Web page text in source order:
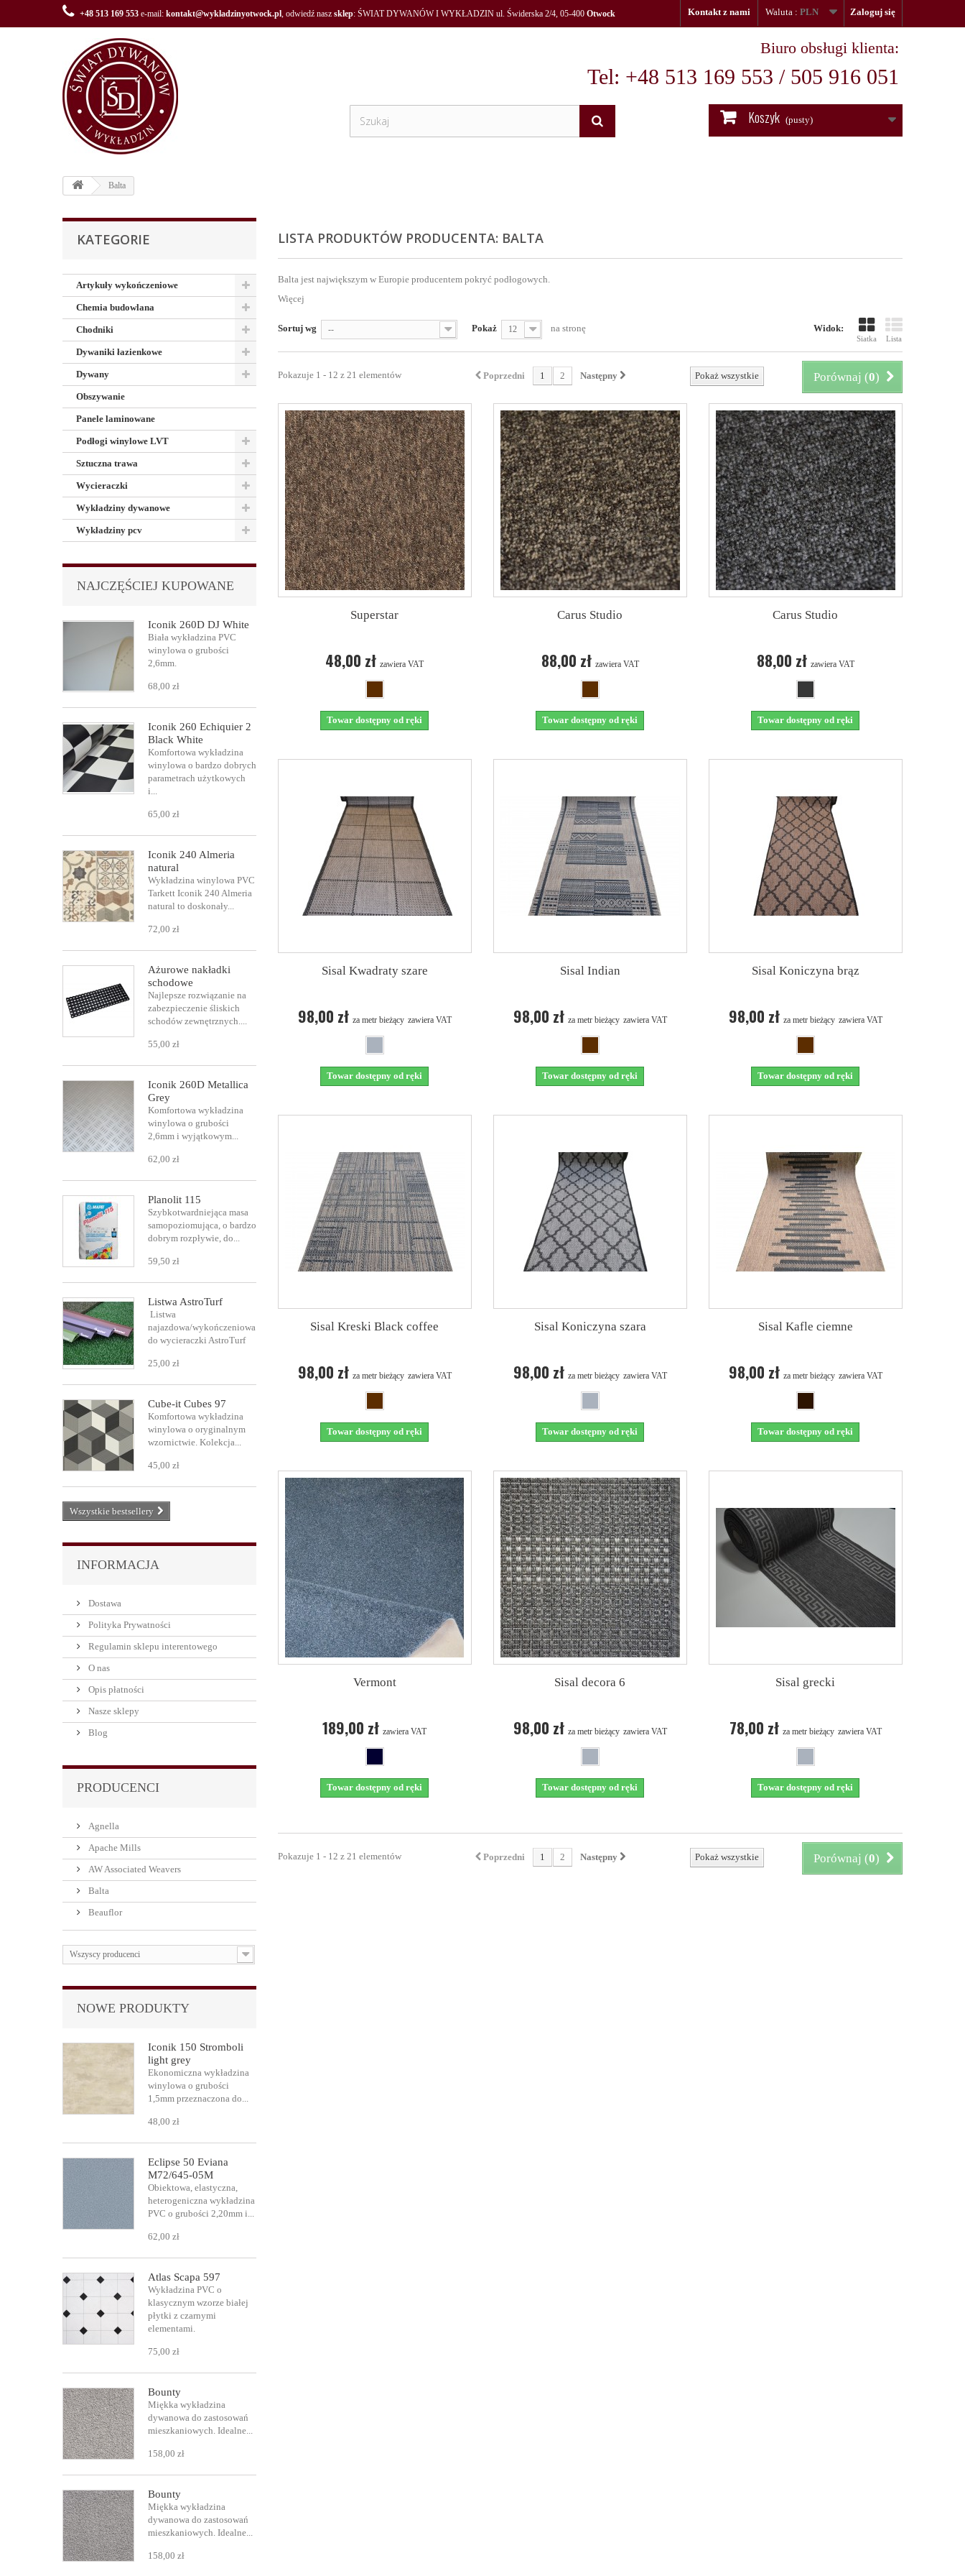
Zaloguj się
Waluta : PLN
Kontakt z nami
+48 513 169 553 e-mail: kontakt@wykladzinyotwock.pl, odwiedź nasz sklep: ŚWIAT DYWANÓW I WYKŁADZIN ul. Świderska 2/4, 05-400 Otwock
Biuro obsługi klienta:
Tel: +48 513 169 553 / 505 916 051
Koszyk (pusty)
Balta
KATEGORIE
Artykuły wykończeniowe
Chemia budowlana
Chodniki
Dywaniki łazienkowe
Dywany
Obszywanie
Panele laminowane
Podłogi winylowe LVT
Sztuczna trawa
Wycieraczki
Wykładziny dywanowe
Wykładziny pcv
NAJCZĘŚCIEJ KUPOWANE
Iconik 260D DJ White
Biała wykładzina PVC
winylowa o grubości
2,6mm.
68,00 zł
Iconik 260 Echiquier 2
Black White
Komfortowa wykładzina
winylowa o bardzo dobrych
parametrach użytkowych
i...
65,00 zł
Iconik 240 Almeria
natural
Wykładzina winylowa PVC
Tarkett Iconik 240 Almeria
natural to doskonały...
72,00 zł
Ażurowe nakładki
schodowe
Najlepsze rozwiązanie na
zabezpieczenie śliskich
schodów zewnętrznych....
55,00 zł
Iconik 260D Metallica
Grey
Komfortowa wykładzina
winylowa o grubości
2,6mm i wyjątkowym...
62,00 zł
Planolit 115
Szybkotwardniejąca masa
samopoziomująca, o bardzo
dobrym rozpływie, do...
59,50 zł
Listwa AstroTurf
Listwa
najazdowa/wykończeniowa
do wycieraczki AstroTurf
25,00 zł
Cube-it Cubes 97
Komfortowa wykładzina
winylowa o oryginalnym
wzornictwie. Kolekcja...
45,00 zł
Wszystkie bestsellery
INFORMACJA
Dostawa
Polityka Prywatności
Regulamin sklepu interentowego
O nas
Opis płatności
Nasze sklepy
Blog
PRODUCENCI
Agnella
Apache Mills
AW Associated Weavers
Balta
Beauflor
Wszyscy producenci
NOWE PRODUKTY
Iconik 150 Stromboli
light grey
Ekonomiczna wykładzina
winylowa o grubości
1,5mm przeznaczona do...
48,00 zł
Eclipse 50 Eviana
M72/645-05M
Obiektowa, elastyczna,
heterogeniczna wykładzina
PVC o grubości 2,20mm i...
62,00 zł
Atlas Scapa 597
Wykładzina PVC o
klasycznym wzorze białej
płytki z czarnymi
elementami.
75,00 zł
Bounty
Miękka wykładzina
dywanowa do zastosowań
mieszkaniowych. Idealne...
158,00 zł
Bounty
Miękka wykładzina
dywanowa do zastosowań
mieszkaniowych. Idealne...
158,00 zł
LISTA PRODUKTÓW PRODUCENTA: BALTA
Balta jest największym w Europie producentem pokryć podłogowych.
Więcej
Widok:
Siatka Lista
Sortuj wg -- Pokaż 12 na stronę
Porównaj (0)
Pokaż wszystkie
Poprzedni 1 2 Następny
Pokazuje 1 - 12 z 21 elementów
Superstar
48,00 złzawiera VAT
Towar dostępny od ręki
Carus Studio
88,00 zł zawiera VAT
Towar dostępny od ręki
Carus Studio
88,00 zł zawiera VAT
Towar dostępny od ręki
Sisal Kwadraty szare
98,00 zł za metr bieżący zawiera VAT
Towar dostępny od ręki
Sisal Indian
98,00 zł za metr bieżący zawiera VAT
Towar dostępny od ręki
Sisal Koniczyna brąz
98,00 zł za metr bieżący zawiera VAT
Towar dostępny od ręki
Sisal Kreski Black coffee
98,00 zł za metr bieżący zawiera VAT
Towar dostępny od ręki
Sisal Koniczyna szara
98,00 zł za metr bieżący zawiera VAT
Towar dostępny od ręki
Sisal Kafle ciemne
98,00 zł za metr bieżący zawiera VAT
Towar dostępny od ręki
Vermont
189,00 złzawiera VAT
Towar dostępny od ręki
Sisal decora 6
98,00 zł za metr bieżący zawiera VAT
Towar dostępny od ręki
Sisal grecki
78,00 zł za metr bieżący zawiera VAT
Towar dostępny od ręki
Porównaj (0)
Pokaż wszystkie
Poprzedni 1 2 Następny
Pokazuje 1 - 12 z 21 elementów